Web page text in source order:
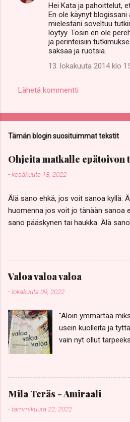
Hei Kata ja pahoittelut,
En ole käynyt blogissani
mielestäni soveltuu
löytyy. Tosin en ole
ja perinteisiin
saksaa ja ruotsia.
13. lokakuuta 2014 klo
Lähetä kommentti
Tämän blogin suosituimmat tekstit
Ohjeita matkalle epätoivon
-kesäkuuta 18, 2022
Älä sano ehkä, jos voit sanoa kyllä.
huomenna jos voit jo tänään sanoa
sano pääskynen tai haukka. Älä
no olkoon, jos voikukista aletaan
kissankelloilla halutaan soittaa
Älä sano, samapa tuo, silläkin
vettä ja paitaa, pimeään, kylmään.
se on pelkkä tauko ennen
rikkoisi kurkiaurat matkalla rinnasta
aran astiamme. Älä, älä koskaan
suudella suoraan suulle. - Tommy
Valoa valoa valoa
-lokakuuta 09, 2022
"Aloin ymmärtää
usein kuolleita ja
vain nyt ollut
(Karisto 2011) voitti
syyttä. Kirjassa on
minäkertoja, tyttö,
kantavaan Mimiin.
erikoinen. Mimin äiti
Mila Teräs - Amiraali
-tammikuuta 22, 2022